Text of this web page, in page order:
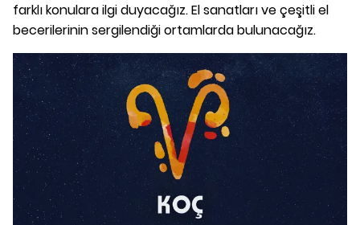
farklı konulara ilgi duyacağız. El sanatları ve çeşitli el
becerilerinin sergilendiği ortamlarda bulunacağız.